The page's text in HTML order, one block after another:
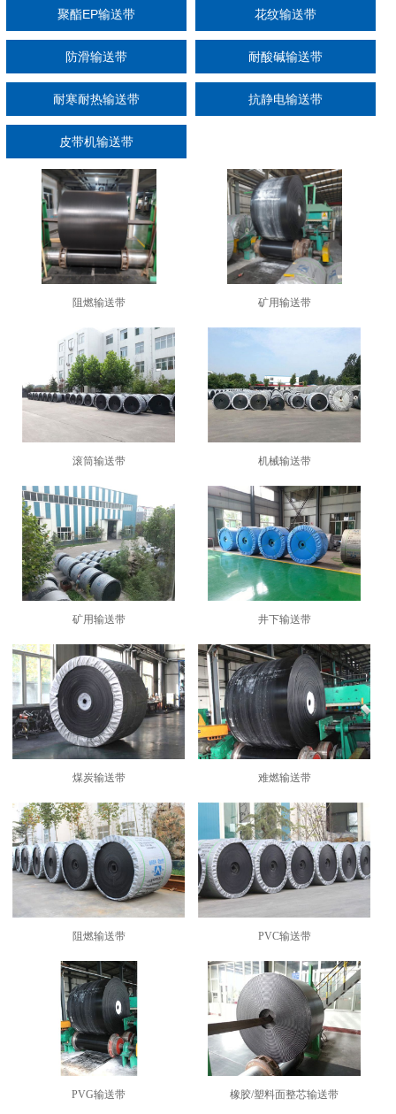
3
聚酯EP输送带 花纹输送带
防滑输送带 耐酸碱输送带
耐寒耐热输送带 抗静电输送带
皮带机输送带
阻燃输送带 矿用输送带
滚筒输送带 机械输送带
矿用输送带 井下输送带
煤炭输送带 难燃输送带
阻燃输送带 PVC输送带
PVG输送带 橡胶/塑料面整芯输送带